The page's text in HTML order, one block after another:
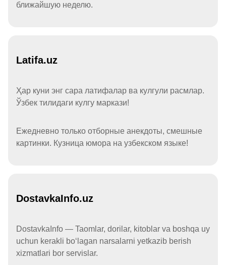
ближайшую неделю.
Latifa.uz
Ҳар куни энг сара латифалар ва кулгули расмлар.
Ўзбек тилидаги кулгу маркази!
Ежедневно только отборные анекдоты, смешные
картинки. Кузница юмора на узбекском языке!
DostavkaInfo.uz
DostavkaInfo — Taomlar, dorilar, kitoblar va boshqa uy
uchun kerakli boʻlagan narsalarni yetkazib berish
xizmatlari bor servislar.